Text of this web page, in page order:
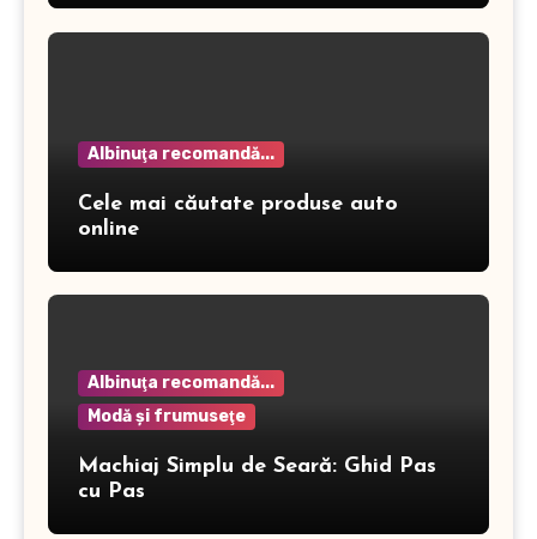
Albinuţa recomandă...
Cele mai căutate produse auto
online
Albinuţa recomandă...
Modă şi frumuseţe
Machiaj Simplu de Seară: Ghid Pas
cu Pas